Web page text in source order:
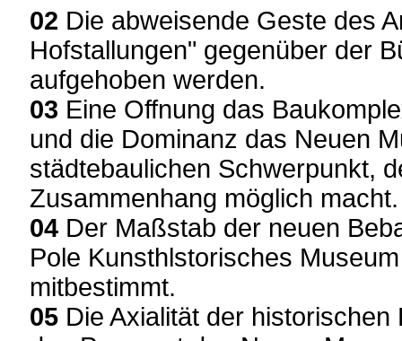
02 Die abweisende Geste des
Hofstallungen" gegenüber der
aufgehoben werden.
03 Eine Offnung das
und die Dominanz das Neuen
städtebaulichen Schwerpunkt,
Zusammenhang möglich macht.
04Der Maßstab der neuen
Pole Kunsthlstorisches
mitbestimmt.
05 Die Axialität der